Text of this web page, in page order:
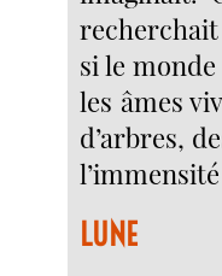
si le
les âmes
d’arbres,
LUNE